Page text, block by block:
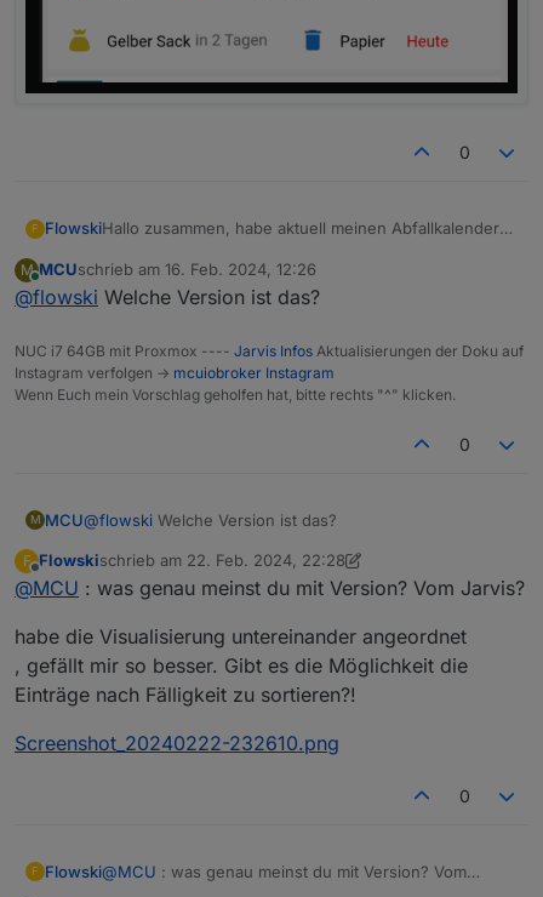
0
F FlowskiHallo zusammen, habe aktuell meinen Abfallkalender
Ansicht nicht wirklich. Hätte die 4 Tonnen gerne in
einer Reihe, ist das iwie machbar? hatte die
jedoch kamen dann nur 3 Icons in eine Reihe und die
4. Tonne darunter...
M
Online
MCUschrieb am 16. Feb. 2024, 12:26
zuletzt editiert von
@flowski Welche Version ist das?
NUC i7 64GB mit Proxmox ---- Jarvis Infos Aktualisierungen der Doku auf
Instagram verfolgen -> mcuiobroker Instagram
Wenn Euch mein Vorschlag geholfen hat, bitte rechts "^" klicken.
0
M MCU@flowski Welche Version ist das?
F
Offline
Flowskischrieb am 22. Feb. 2024, 22:28
zuletzt editiert von Flowski
@MCU : was genau meinst du mit Version? Vom Jarvis?
habe die Visualisierung untereinander angeordnet
, gefällt mir so besser. Gibt es die Möglichkeit die
Einträge nach Fälligkeit zu sortieren?!
Screenshot_20240222-232610.png
0
F Flowski@MCU : was genau meinst du mit Version? Vom